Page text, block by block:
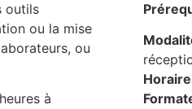
outils
ou la mise
ou
à